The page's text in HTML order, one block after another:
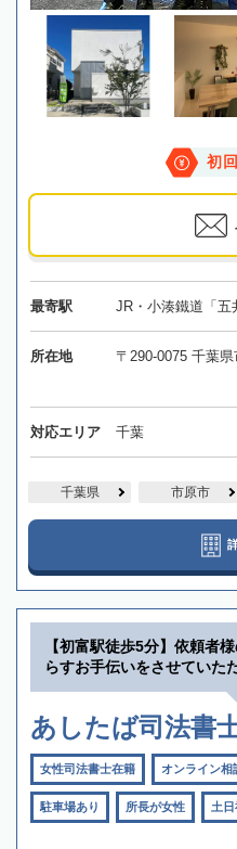
初
最寄駅 JR・小湊鐵道「五
所在地 〒290-0075 千葉
対応エリア 千葉
千葉県 市原市
【初富駅徒歩5分】依頼者
らすお手伝いをさせていた
あしたば司法書
女性司法書士在籍 オンライン相
駐車場あり 所長が女性 土